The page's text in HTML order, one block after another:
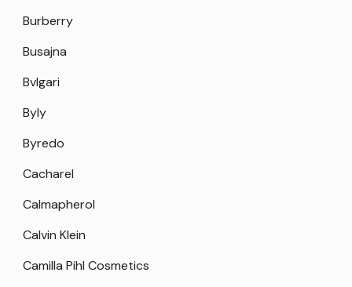
Burberry
Busajna
Bvlgari
Byly
Byredo
Cacharel
Calmapherol
Calvin Klein
Camilla Pihl Cosmetics